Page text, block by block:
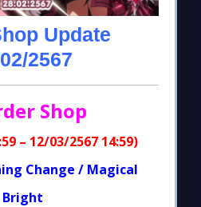
Update
2567
Shop
– 12/03/2567 14:59)
Change / Magical
Bright